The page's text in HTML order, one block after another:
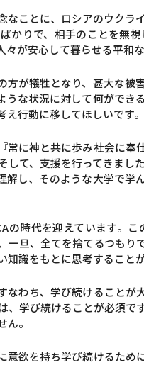
ことに、ロシアのウク
かりで、相手のことを無
が安心して暮らせる平和
が犠牲となり、甚大な
な状況に対して何がで
行動に移してほしいです。
に神と共に歩み社会に
て、支援を行ってきま
し、そのような大学で
の時代を迎えています。
旦、全てを捨てるつもり
識をもとに思考すること
わち、学び続けること
学び続けることが必須
。
意欲を持ち学び続けるた